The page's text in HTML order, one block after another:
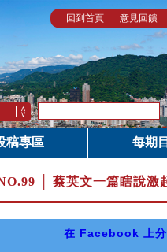
回到首頁 意見回饋
稿專區 每期
│ 蔡英文一篇瞎說激
在 Facebook 上分